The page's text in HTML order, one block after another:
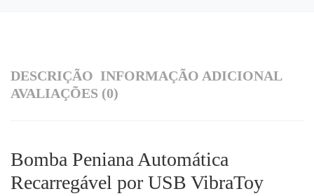
DESCRIÇÃO INFORMAÇÃO ADICIONAL
AVALIAÇÕES (0)
Bomba Peniana Automática
Recarregável por USB VibraToy